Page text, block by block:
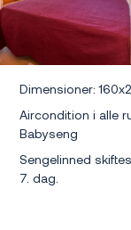
Dimensioner:
Aircondition i alle
Babyseng
Sengelinned
7. dag.